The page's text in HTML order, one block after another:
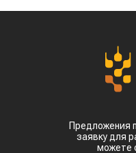
Предложения
заявку для
можете